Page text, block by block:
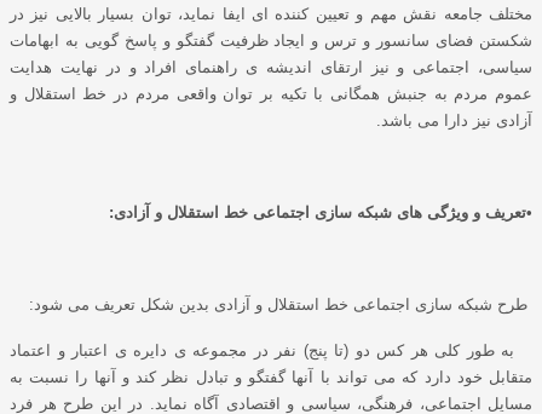
مختلف جامعه نقش مهم و تعیین کننده ای ایفا نماید، توان بسیار بالایی نیز در
شکستن فضای سانسور و ترس و ایجاد ظرفیت گفتگو و پاسخ گویی به ابهامات
سیاسی، اجتماعی و نیز ارتقای اندیشه ی راهنمای افراد و در نهایت هدایت
عموم مردم به جنبش همگانی با تکیه بر توان واقعی مردم در خط استقلال و
آزادی نیز دارا می باشد.
•تعریف و ویژگی های شبکه سازی اجتماعی خط استقلال و آزادی:
طرح شبکه سازی اجتماعی خط استقلال و آزادی بدین شکل تعریف می شود:
به طور کلی هر کس دو (تا پنج) نفر در مجموعه ی دایره ی اعتبار و اعتماد
متقابل خود دارد که می تواند با آنها گفتگو و تبادل نظر کند و آنها را نسبت به
مسایل اجتماعی، فرهنگی، سیاسی و اقتصادی آگاه نماید. در این طرح هر فرد